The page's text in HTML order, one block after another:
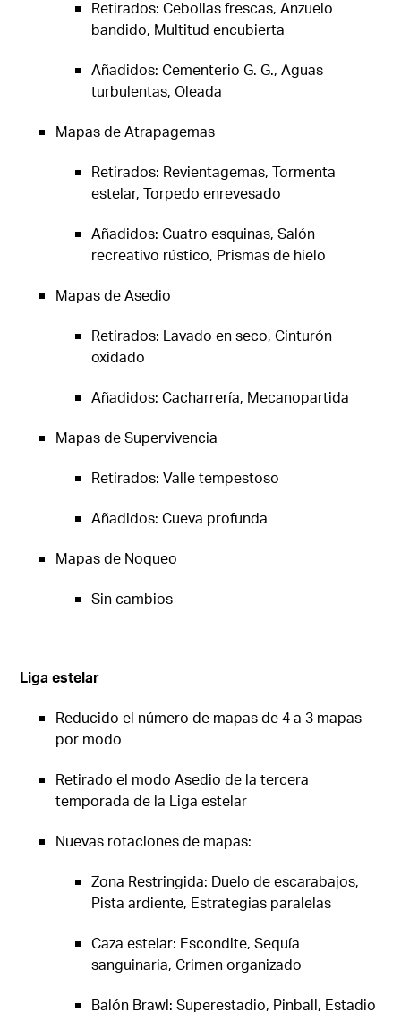
Retirados: Cebollas frescas, Anzuelo
bandido, Multitud encubierta
Añadidos: Cementerio G. G., Aguas
turbulentas, Oleada
Mapas de Atrapagemas
Retirados: Revientagemas, Tormenta
estelar, Torpedo enrevesado
Añadidos: Cuatro esquinas, Salón
recreativo rústico, Prismas de hielo
Mapas de Asedio
Retirados: Lavado en seco, Cinturón
oxidado
Añadidos: Cacharrería, Mecanopartida
Mapas de Supervivencia
Retirados: Valle tempestoso
Añadidos: Cueva profunda
Mapas de Noqueo
Sin cambios
Liga estelar
Reducido el número de mapas de 4 a 3 mapas
por modo
Retirado el modo Asedio de la tercera
temporada de la Liga estelar
Nuevas rotaciones de mapas:
Zona Restringida: Duelo de escarabajos,
Pista ardiente, Estrategias paralelas
Caza estelar: Escondite, Sequía
sanguinaria, Crimen organizado
Balón Brawl: Superestadio, Pinball, Estadio